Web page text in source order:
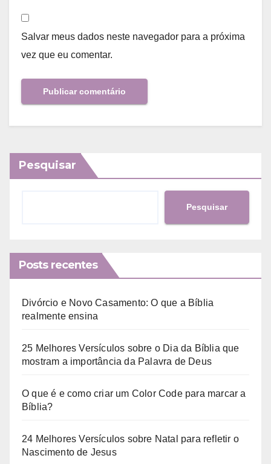
Salvar meus dados neste navegador para a próxima
vez que eu comentar.
Pesquisar
Pesquisar
Posts recentes
Divórcio e Novo Casamento: O que a Bíblia
realmente ensina
25 Melhores Versículos sobre o Dia da Bíblia que
mostram a importância da Palavra de Deus
O que é e como criar um Color Code para marcar a
Bíblia?
24 Melhores Versículos sobre Natal para refletir o
Nascimento de Jesus